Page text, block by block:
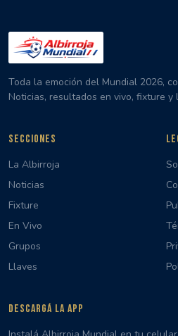
Toda la emoción del Mundial 2026,
Noticias, resultados en vivo, fixture y
SECCIONES
La Albirroja
Noticias
Fixture
En Vivo
Grupos
Llaves
DESCARGÁ LA APP